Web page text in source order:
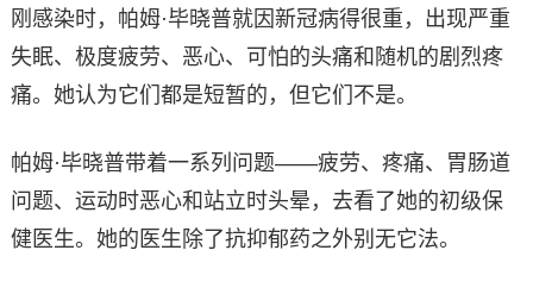
刚感染时，帕姆·毕晓普就因新冠病得很重，出现严重
失眠、极度疲劳、恶心、可怕的头痛和随机的剧烈疼
痛。她认为它们都是短暂的，但它们不是。
帕姆·毕晓普带着一系列问题——疲劳、疼痛、胃肠道
问题、运动时恶心和站立时头晕，去看了她的初级保
健医生。她的医生除了抗抑郁药之外别无它法。